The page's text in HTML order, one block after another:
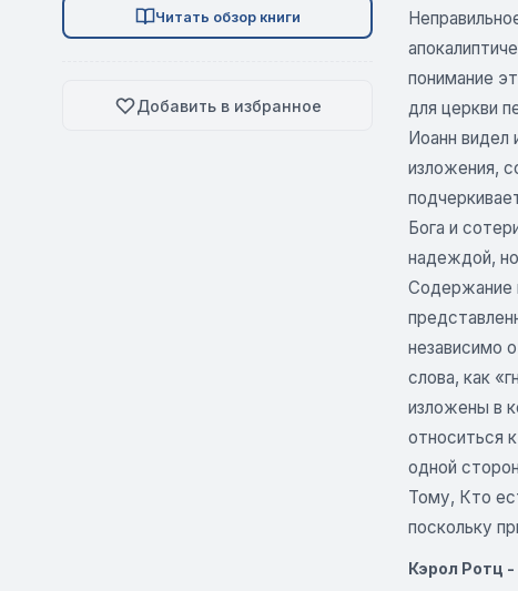
Читать обзор книги
Добавить в избранное
понимание
для церкви
Иоанн видел
изложения,
Бога и
надеждой,
Содержание
независимо
слова, как
изложены в
относиться
одной
Тому, Кто
поскольку
Кэрол Ротц